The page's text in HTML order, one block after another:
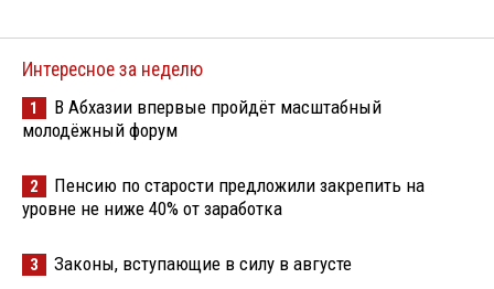
Интересное за неделю
1
В Абхазии впервые пройдёт масштабный
молодёжный форум
2
Пенсию по старости предложили закрепить на
уровне не ниже 40% от заработка
3 Законы, вступающие в силу в августе